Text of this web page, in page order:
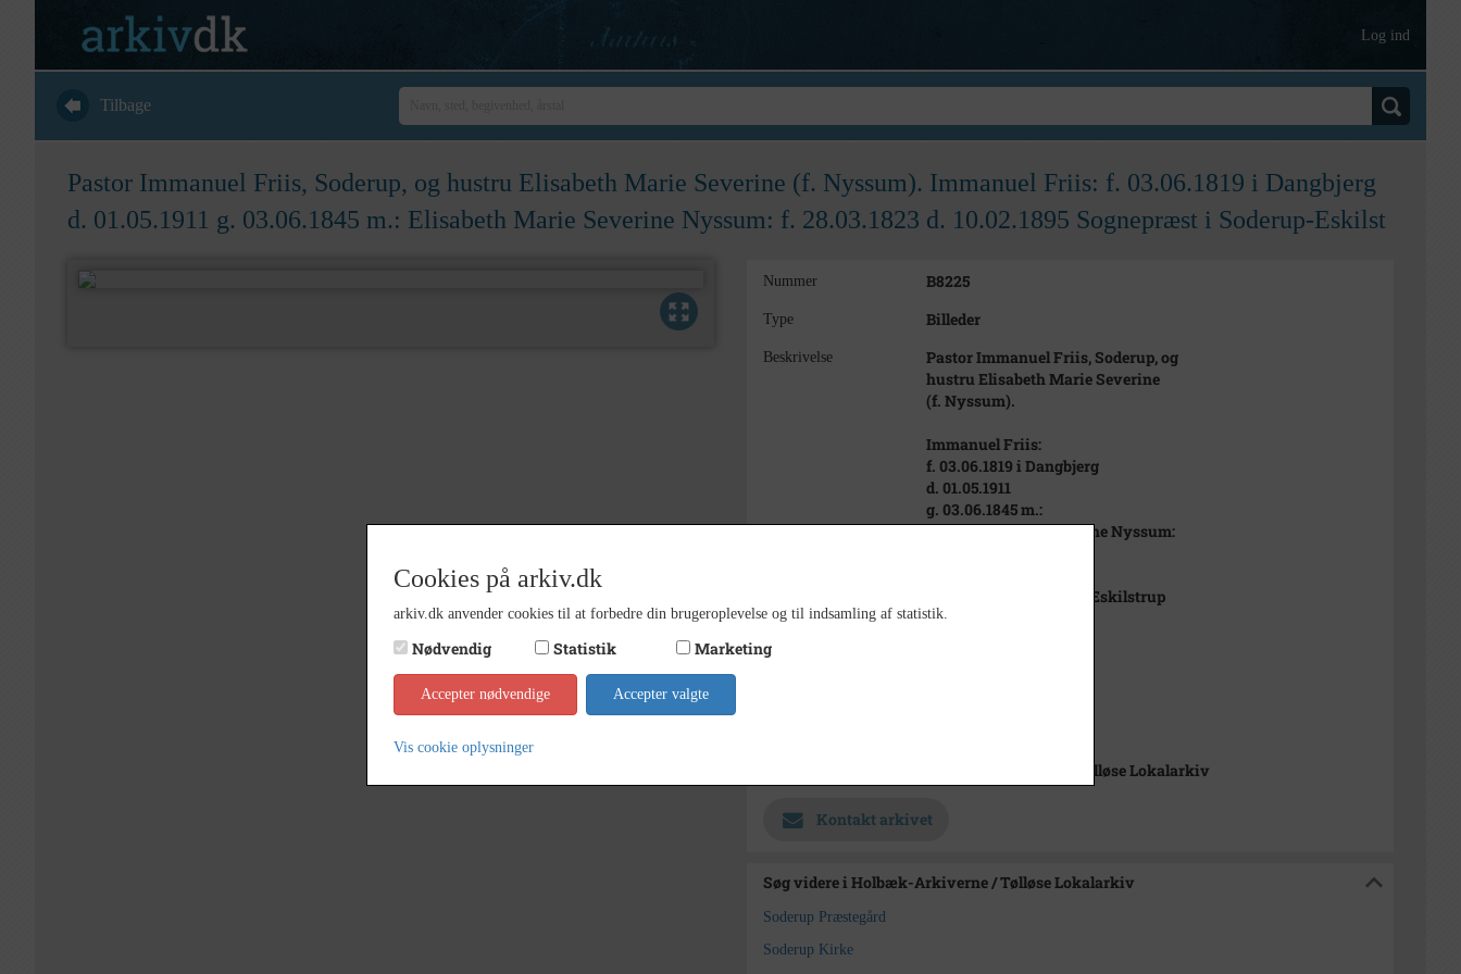
Log ind
Tilbage
Pastor Immanuel Friis, Soderup, og hustru Elisabeth Marie Severine (f. Nyssum). Immanuel Friis: f. 03.06.1819 i Dangbjerg
d. 01.05.1911 g. 03.06.1845 m.: Elisabeth Marie Severine Nyssum: f. 28.03.1823 d. 10.02.1895 Sognepræst i Soderup-Eskilst
Nummer B8225
Type Billeder
Beskrivelse
Pastor Immanuel Friis, Soderup, og
hustru Elisabeth Marie Severine
(f. Nyssum).
Immanuel Friis:
f. 03.06.1819 i Dangbjerg
d. 01.05.1911
g. 03.06.1845 m.:
Elisabeth Marie Severine Nyssum:
Sognepræst i Soderup-Eskilstrup
1875-1891.
Periode
Holbæk-Arkiverne / Tølløse Lokalarkiv
Kontakt arkivet
Søg videre i Holbæk-Arkiverne / Tølløse Lokalarkiv
Soderup Præstegård
Soderup Kirke
Cookies på arkiv.dk
arkiv.dk anvender cookies til at forbedre din brugeroplevelse og til indsamling af statistik.
Nødvendig Statistik Marketing
Accepter nødvendige Accepter valgte
Vis cookie oplysninger